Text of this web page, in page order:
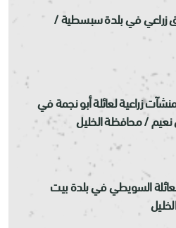
زراعي في بلدة سبسطية /
زراعية لعائلة أبو نجمة في
نعيم / محافظة الخليل
السويطي في بلدة بيت